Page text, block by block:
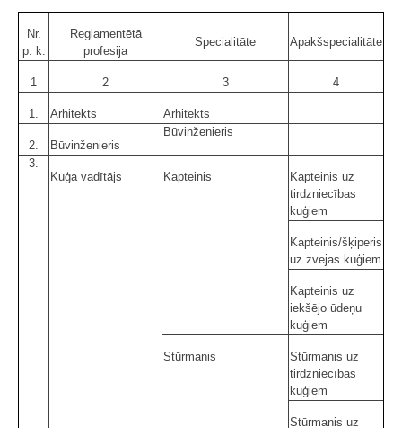
Nr.
p. k.
Reglamentētā
profesija
Specialitāte Apakšspecialitāte
1 2 3 4
1. Arhitekts Arhitekts
2. Būvinženieris
Būvinženieris
3.
Kuģa vadītājs
Kapteinis
Kapteinis uz
tirdzniecības
kuģiem
Kapteinis/šķiperis
uz zvejas kuģiem
Kapteinis uz
iekšējo ūdeņu
kuģiem
Stūrmanis
Stūrmanis uz
tirdzniecības
kuģiem
Stūrmanis uz